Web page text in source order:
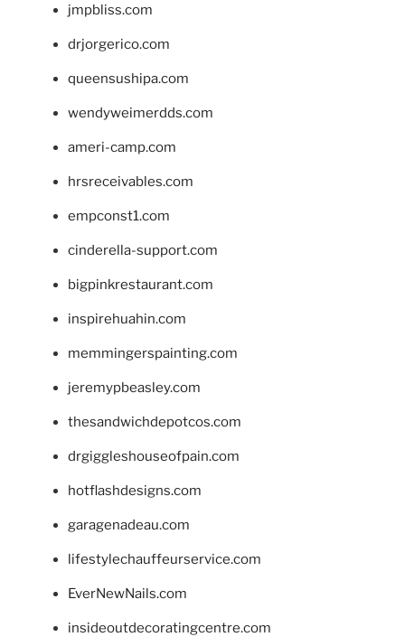
jmpbliss.com
drjorgerico.com
queensushipa.com
wendyweimerdds.com
ameri-camp.com
hrsreceivables.com
empconst1.com
cinderella-support.com
bigpinkrestaurant.com
inspirehuahin.com
memmingerspainting.com
jeremypbeasley.com
thesandwichdepotcos.com
drgiggleshouseofpain.com
hotflashdesigns.com
garagenadeau.com
lifestylechauffeurservice.com
EverNewNails.com
insideoutdecoratingcentre.com